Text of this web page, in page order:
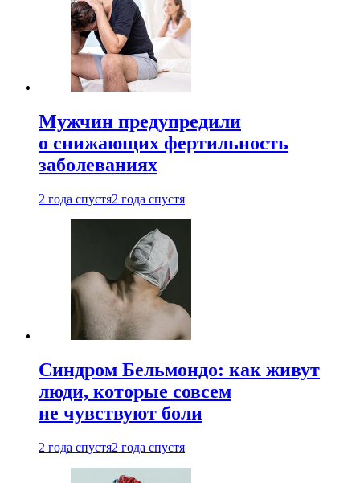
Мужчин предупредили
о снижающих фертильность
заболеваниях
2 года спустя2 года спустя
Синдром Бельмондо: как живут
люди, которые совсем
не чувствуют боли
2 года спустя2 года спустя